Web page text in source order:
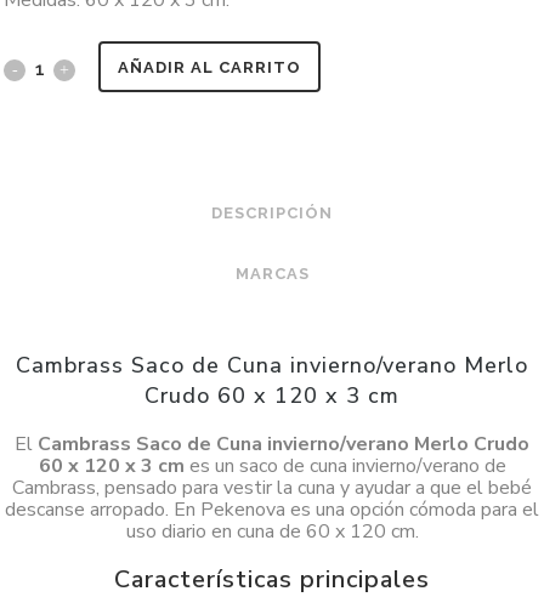
AÑADIR AL CARRITO
DESCRIPCIÓN
MARCAS
Cambrass Saco de Cuna invierno/verano Merlo
Crudo 60 x 120 x 3 cm
El Cambrass Saco de Cuna invierno/verano Merlo Crudo
60 x 120 x 3 cm es un saco de cuna invierno/verano de
Cambrass, pensado para vestir la cuna y ayudar a que el bebé
descanse arropado. En Pekenova es una opción cómoda para el
uso diario en cuna de 60 x 120 cm.
Características principales